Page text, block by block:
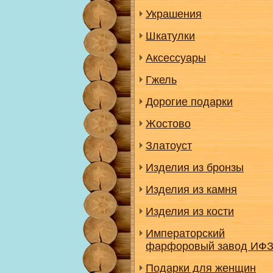
Украшения
Шкатулки
Аксессуары
Гжель
Дорогие подарки
Жостово
Златоуст
Изделия из бронзы
Изделия из камня
Изделия из кости
Императорский
фарфоровый завод ИФЗ
Подарки для женщин